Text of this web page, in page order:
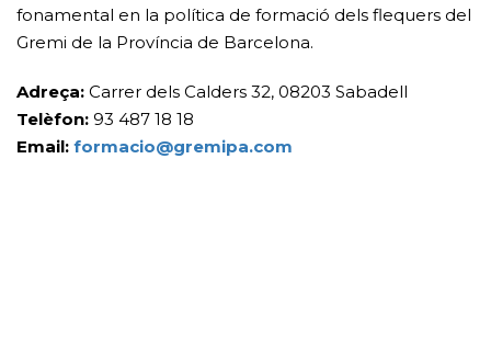
fonamental en la política de formació dels flequers del
Gremi de la Província de Barcelona.
Adreça: Carrer dels Calders 32, 08203 Sabadell
Telèfon: 93 487 18 18
Email: formacio@gremipa.com